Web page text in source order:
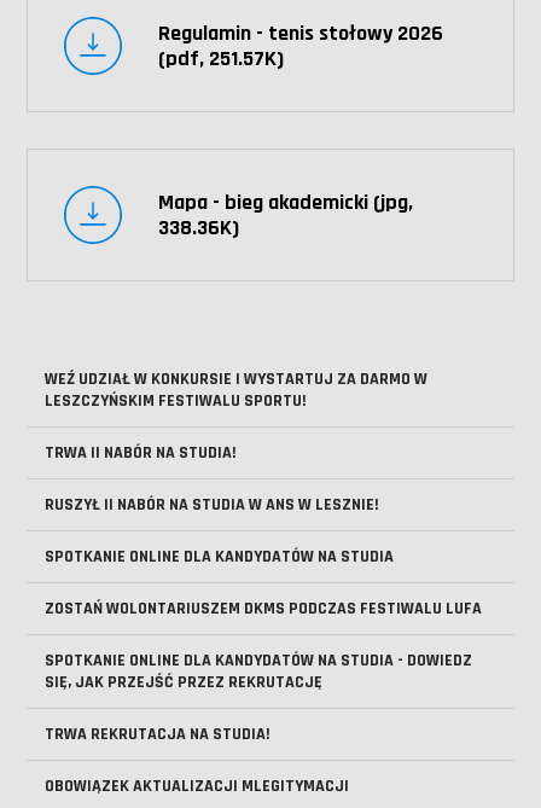
WEŹ UDZIAŁ W KONKURSIE I WYSTARTUJ ZA DARMO W
LESZCZYŃSKIM FESTIWALU SPORTU!
TRWA II NABÓR NA STUDIA!
RUSZYŁ II NABÓR NA STUDIA W ANS W LESZNIE!
SPOTKANIE ONLINE DLA KANDYDATÓW NA STUDIA
ZOSTAŃ WOLONTARIUSZEM DKMS PODCZAS FESTIWALU LUFA
SPOTKANIE ONLINE DLA KANDYDATÓW NA STUDIA - DOWIEDZ
SIĘ, JAK PRZEJŚĆ PRZEZ REKRUTACJĘ
TRWA REKRUTACJA NA STUDIA!
OBOWIĄZEK AKTUALIZACJI MLEGITYMACJI
Regulamin - tenis stołowy 2026
(pdf, 251.57K)
Mapa - bieg akademicki (jpg,
338.36K)